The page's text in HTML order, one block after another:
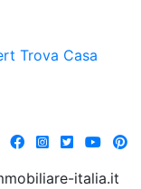
Trova Casa
italia.it